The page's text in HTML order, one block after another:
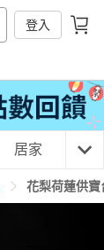
登入
居家 3C
花梨荷蓮供寶